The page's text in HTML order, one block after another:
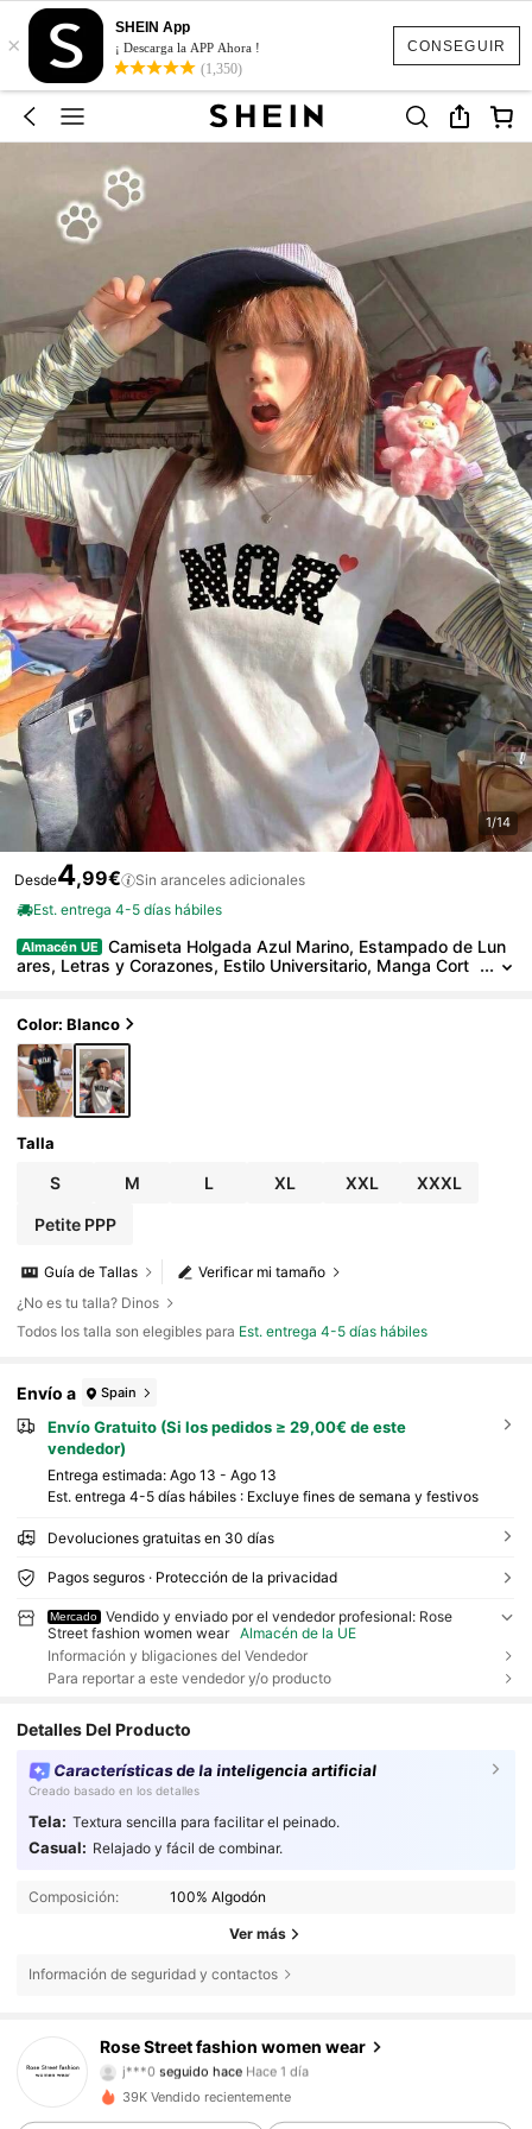
CONSEGUIR
×
SHEIN App
¡ Descarga la APP Ahora !
(1,350)
1/14
Desde4,99€
Sin aranceles adicionales
Est. entrega 4-5 días hábiles
Almacén UE
Camiseta Holgada Azul Marino, Estampado de Lun
ares, Letras y Corazones, Estilo Universitario, Manga Cort
Color: Blanco
Talla
S M L XL XXL XXXL
Petite PPP
Verificar mi tamaño
Guía de Tallas
¿No es tu talla? Dinos
Todos los talla son elegibles para Est. entrega 4-5 días hábiles
Envío a Spain
Envío Gratuito (Si los pedidos ≥ 29,00€ de este
vendedor)
Entrega estimada: Ago 13 - Ago 13
Est. entrega 4-5 días hábiles : Excluye fines de semana y festivos
Devoluciones gratuitas en 30 días
Pagos seguros · Protección de la privacidad
Mercado
Vendido y enviado por el vendedor profesional: Rose
Street fashion women wear
Almacén de la UE
Información y bligaciones del Vendedor
Para reportar a este vendedor y/o producto
Detalles Del Producto
Características de la inteligencia artificial
Creado basado en los detalles
Tela: Textura sencilla para facilitar el peinado.
Casual: Relajado y fácil de combinar.
Composición: 100% Algodón
Ver más
Información de seguridad y contactos
Rose Street fashion women wear
4,81
26 Seguidores
j***0 seguido hace Hace 1 día
l***pestá navegando
39K Vendido recientemente